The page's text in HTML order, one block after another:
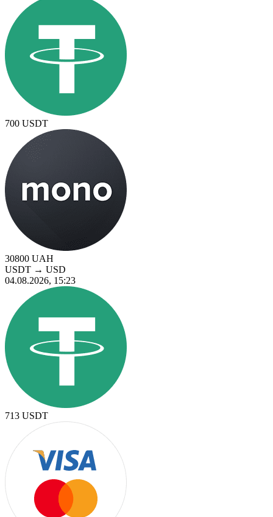
700 USDT
30800 UAH
USDT → USD
04.08.2026, 15:23
713 USDT